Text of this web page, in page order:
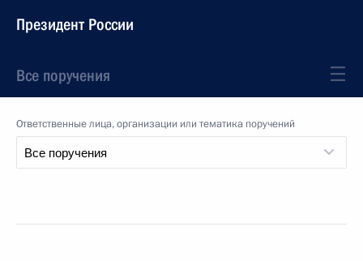
Президент России
Все поручения
Ответственные лица, организации или тематика поручений